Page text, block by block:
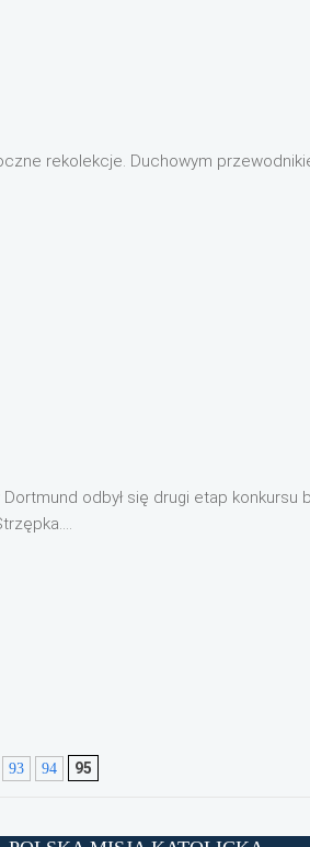
rekolekcje. Duchowym
odbył się drugi etap konkursu
93 94 95